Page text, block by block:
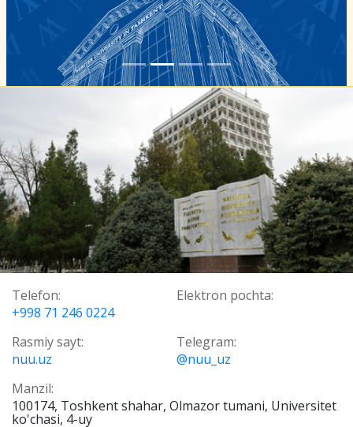
Telefon:
+998 71 246 0224
Elektron pochta:
Rasmiy sayt:
nuu.uz
Telegram:
@nuu_uz
Manzil:
100174, Toshkent shahar, Olmazor tumani, Universitet
ko'chasi, 4-uy